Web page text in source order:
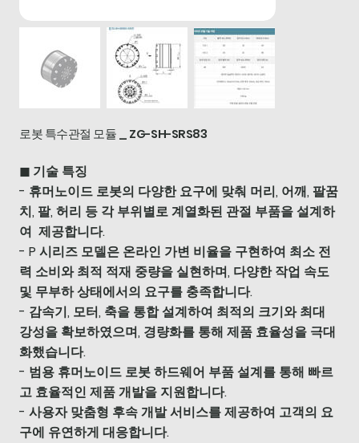
로봇 특수관절 모듈 _ ZG-SH-SRS83
◼ 기술 특징
- 휴머노이드 로봇의 다양한 요구에 맞춰 머리, 어깨, 팔꿈
치, 팔, 허리 등 각 부위별로 계열화된 관절 부품을 설계하
여 제공합니다.
- P 시리즈 모델은 온라인 가변 비율을 구현하여 최소 전
력 소비와 최적 적재 중량을 실현하며, 다양한 작업 속도
및 무부하 상태에서의 요구를 충족합니다.
- 감속기, 모터, 축을 통합 설계하여 최적의 크기와 최대
강성을 확보하였으며, 경량화를 통해 제품 효율성을 극대
화했습니다.
- 범용 휴머노이드 로봇 하드웨어 부품 설계를 통해 빠르
고 효율적인 제품 개발을 지원합니다.
- 사용자 맞춤형 후속 개발 서비스를 제공하여 고객의 요
구에 유연하게 대응합니다.